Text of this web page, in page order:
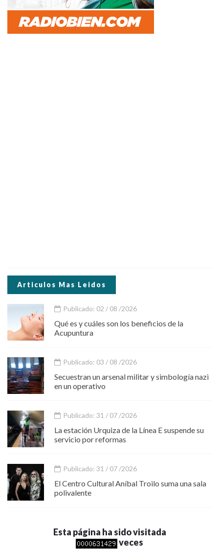
Articulos Mas Leidos
Publicado: 02 / 08 /2026
Qué es y cuáles son los beneficios de la
Acupuntura
Publicado: 03 / 08 /2026
Secuestran un arsenal militar y simbología nazi
en un operativo
Publicado: 31 / 07 /2026
La estación Urquiza de la Línea E suspende su
servicio por reformas
Publicado: 31 / 07 /2026
El Centro Cultural Aníbal Troilo suma una sala
polivalente
Esta página ha sido visitada
veces